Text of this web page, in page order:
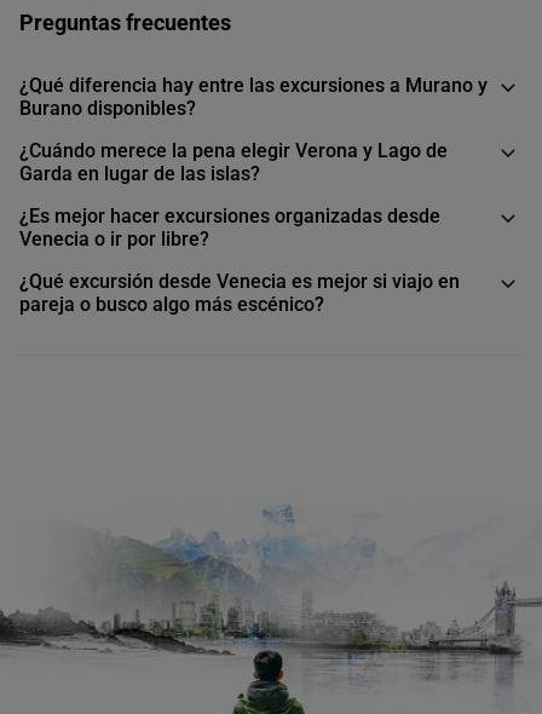
Preguntas frecuentes
¿Qué diferencia hay entre las excursiones a Murano y
Burano disponibles?
¿Cuándo merece la pena elegir Verona y Lago de
Garda en lugar de las islas?
¿Es mejor hacer excursiones organizadas desde
Venecia o ir por libre?
¿Qué excursión desde Venecia es mejor si viajo en
pareja o busco algo más escénico?